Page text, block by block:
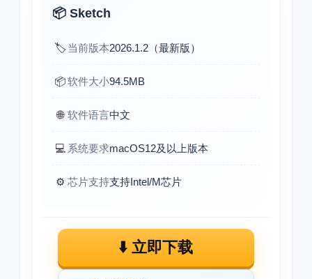
📦 Sketch
🏷️ 当前版本2026.1.2（最新版）
📦软件大小94.5MB
🌐 软件语言中文
💻 系统要求macOS12及以上版本
⚙️ 芯片支持支持Intel/M芯片
⬇️ 立即下载